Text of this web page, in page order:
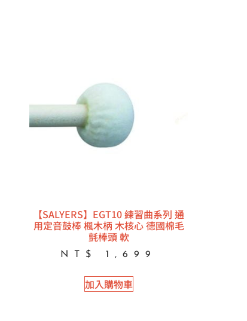
【SALYERS】EGT10 練習曲系列 通
用定音鼓棒 楓木柄 木核心 德國棉毛
氈棒頭 軟
NT$ 1,699
加入購物車